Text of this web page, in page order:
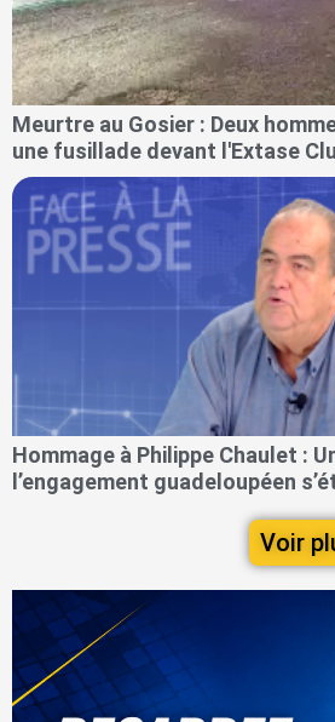
Meurtre au Gosier : Deux
une fusillade devant l'Extase
Hommage à Philippe Chaulet :
l’engagement guadeloupéen
Voir